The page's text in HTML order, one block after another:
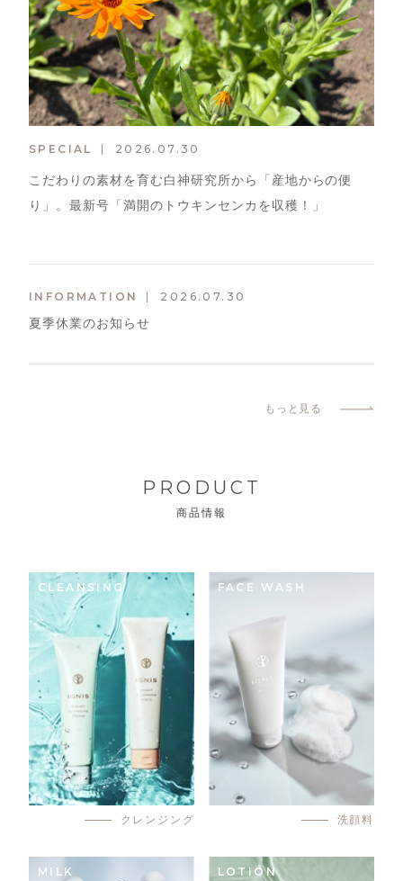
SPECIAL 2026.07.30
こだわりの素材を育む白神研究所から「産地からの便
り」。最新号「満開のトウキンセンカを収穫！」
INFORMATION
2026.07.30
夏季休業のお知らせ
もっと見る
PRODUCT
商品情報
CLEANSING
クレンジング
FACE WASH
洗顔料
MILK LOTION